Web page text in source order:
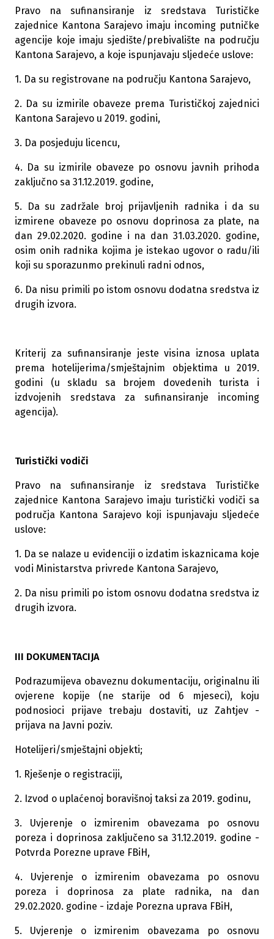
Pravo na sufinansiranje iz sredstava Turističke
zajednice Kantona Sarajevo imaju incoming putničke
agencije koje imaju sjedište/prebivalište na području
Kantona Sarajevo, a koje ispunjavaju sljedeće uslove:
1. Da su registrovane na području Kantona Sarajevo,
2. Da su izmirile obaveze prema Turističkoj zajednici
Kantona Sarajevo u 2019. godini,
3. Da posjeduju licencu,
4. Da su izmirile obaveze po osnovu javnih prihoda
zaključno sa 31.12.2019. godine,
5. Da su zadržale broj prijavljenih radnika i da su
izmirene obaveze po osnovu doprinosa za plate, na
dan 29.02.2020. godine i na dan 31.03.2020. godine,
osim onih radnika kojima je istekao ugovor o radu/ili
koji su sporazunmo prekinuli radni odnos,
6. Da nisu primili po istom osnovu dodatna sredstva iz
drugih izvora.
Kriterij za sufinansiranje jeste visina iznosa uplata
prema hotelijerima/smještajnim objektima u 2019.
godini (u skladu sa brojem dovedenih turista i
izdvojenih sredstava za sufinansiranje incoming
agencija).
Turistički vodiči
Pravo na sufinansiranje iz sredstava Turističke
zajednice Kantona Sarajevo imaju turistički vodiči sa
područja Kantona Sarajevo koji ispunjavaju sljedeće
uslove:
1. Da se nalaze u evidenciji o izdatim iskaznicama koje
vodi Ministarstva privrede Kantona Sarajevo,
2. Da nisu primili po istom osnovu dodatna sredstva iz
drugih izvora.
III DOKUMENTACIJA
Podrazumijeva obaveznu dokumentaciju, originalnu ili
ovjerene kopije (ne starije od 6 mjeseci), koju
podnosioci prijave trebaju dostaviti, uz Zahtjev -
prijava na Javni poziv.
Hotelijeri/smještajni objekti;
1. Rješenje o registraciji,
2. Izvod o uplaćenoj boravišnoj taksi za 2019. godinu,
3. Uvjerenje o izmirenim obavezama po osnovu
poreza i doprinosa zaključeno sa 31.12.2019. godine -
Potvrda Porezne uprave FBiH,
4. Uvjerenje o izmirenim obavezama po osnovu
poreza i doprinosa za plate radnika, na dan
29.02.2020. godine - izdaje Porezna uprava FBiH,
5. Uvjerenje o izmirenim obavezama po osnovu